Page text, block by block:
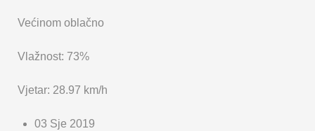
Većinom oblačno
Vlažnost: 73%
Vjetar: 28.97 km/h
03 Sje 2019